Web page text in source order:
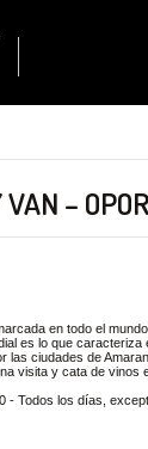
–
en todo el
es lo que caracteriza
las ciudades de
visita y cata de vinos
- Todos los días,